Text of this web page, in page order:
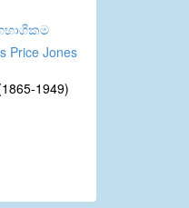
Price Jones
1949)